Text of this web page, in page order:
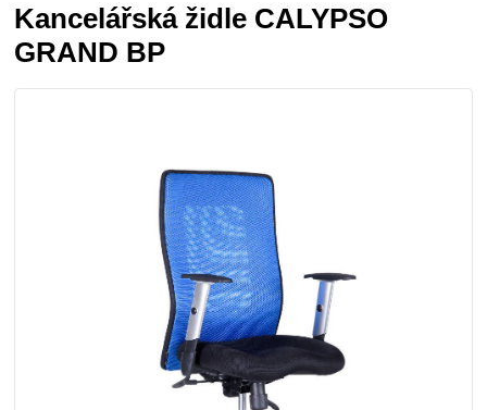
Kancelářská židle CALYPSO
GRAND BP